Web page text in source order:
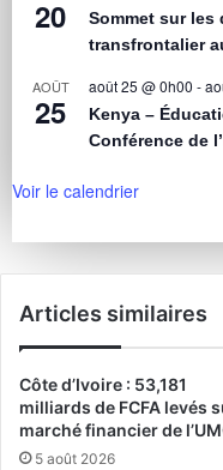
20
Sommet sur les
transfrontalier
AOÛT
25
août 25 @ 0h00 -
Kenya –
Conférence de
Voir le calendrier
Articles similaires
Côte d’Ivoire : 53,181
milliards de FCFA levés
marché financier de
5 août 2026